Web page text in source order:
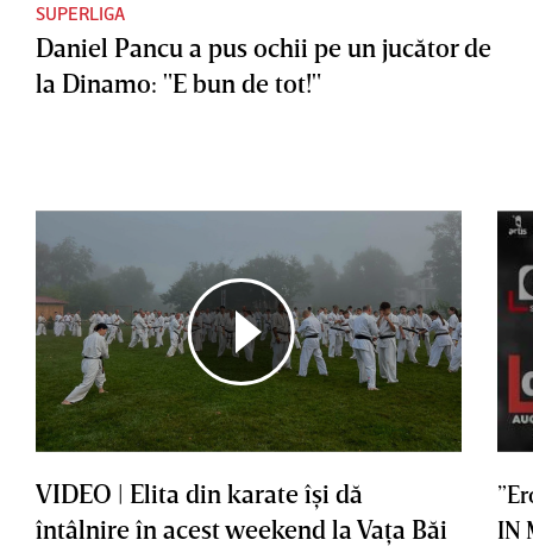
SUPERLIGA
Daniel Pancu a pus ochii pe un jucător de
la Dinamo: "E bun de tot!"
VIDEO | Elita din karate îşi dă
întâlnire în acest weekend la Vaţa Băi
IN